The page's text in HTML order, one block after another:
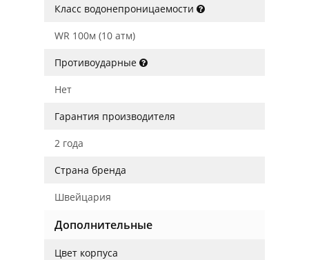
Класс водонепроницаемости
WR 100м (10 атм)
Противоударные
Нет
Гарантия производителя
2 года
Страна бренда
Швейцария
Дополнительные
Цвет корпуса